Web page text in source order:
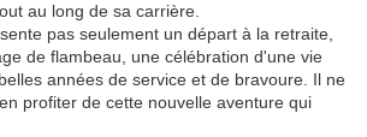
au long de sa carrière.
pas seulement un départ à la retraite,
de flambeau, une célébration d'une vie
années de service et de bravoure. Il ne
profiter de cette nouvelle aventure qui